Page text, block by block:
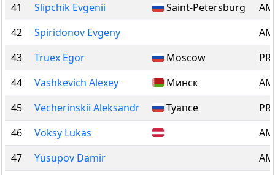
41
Slipchik Evgenii Saint-Petersburg
42
Spiridonov Evgeny
43
Truex Egor Moscow
44
Vashkevich Alexey Минск
45
Vecherinskii Aleksandr Туапсе
46
Voksy Lukas
47
Yusupov Damir